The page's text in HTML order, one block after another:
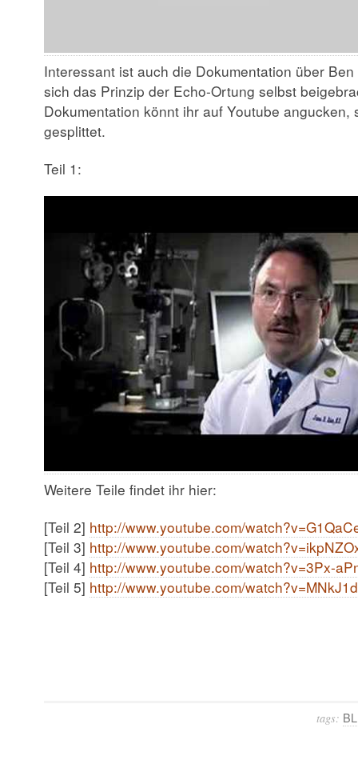
Interessant ist auch die Dokumentation über
sich das Prinzip der Echo-Ortung selbst
Dokumentation könnt ihr auf Youtube angucken,
gesplittet.
Teil 1:
Weitere Teile findet ihr hier:
[Teil 2] http://www.youtube.com/
[Teil 3] http://www.youtube.com/
[Teil 4] http://www.youtube.com/watch?v=3Px-
[Teil 5] http://www.youtube.com/
tags: